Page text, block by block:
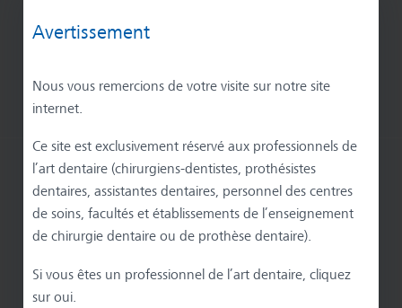
Avertissement
Nous vous remercions de votre visite sur notre site
internet.
Ce site est exclusivement réservé aux professionnels de
l’art dentaire (chirurgiens-dentistes, prothésistes
dentaires, assistantes dentaires, personnel des centres
de soins, facultés et établissements de l’enseignement
de chirurgie dentaire ou de prothèse dentaire).
Si vous êtes un professionnel de l’art dentaire, cliquez
sur oui.
Connectons-nous
S'abonner à la Newsletter du blog